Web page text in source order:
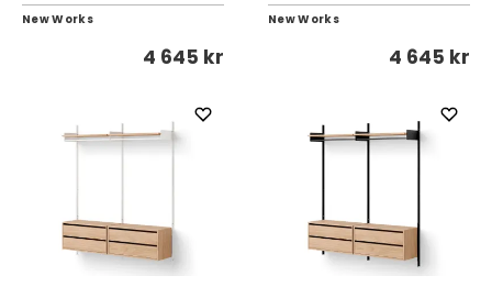
New Works
4 645 kr
New Works
4 645 kr